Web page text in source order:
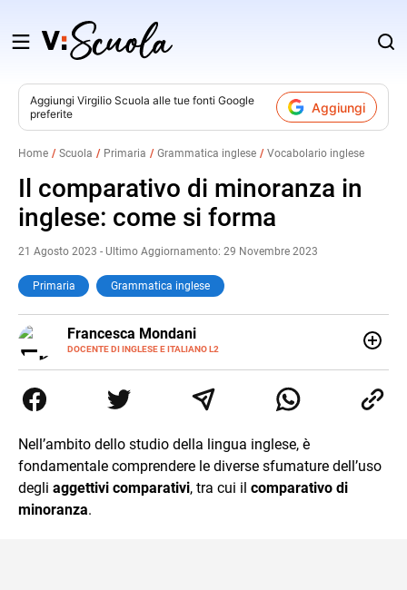
Salta
contenuto
Aggiungi Virgilio Scuola alle tue fonti Google
preferite
Aggiungi
Home Scuola Primaria Grammatica inglese Vocabolario inglese
Il comparativo di minoranza in
inglese: come si forma
21 Agosto 2023 - Ultimo Aggiornamento: 29 Novembre 2023
Primaria Grammatica inglese
Francesca Mondani
DOCENTE DI INGLESE E ITALIANO L2
LINKEDIN
INSTAGRAM
secondaria di secondo grado. Mi occupo inoltre di
traduzioni, SEO Onsite e contenuti per il web. Amo i saggi
della sintesi.
Nell’ambito dello studio della lingua inglese, è
fondamentale comprendere le diverse sfumature dell’uso
degli aggettivi comparativi, tra cui il comparativo di
minoranza.